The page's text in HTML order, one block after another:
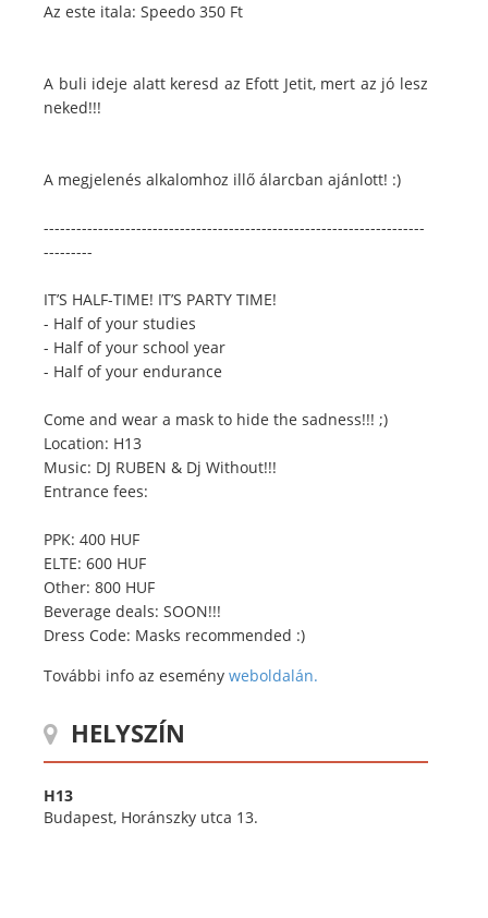
Az este itala: Speedo 350 Ft
A buli ideje alatt keresd az Efott Jetit, mert az jó lesz
neked!!!
A megjelenés alkalomhoz illő álarcban ajánlott! :)
----------------------------------------------------------------------
---------
IT’S HALF-TIME! IT’S PARTY TIME!
- Half of your studies
- Half of your school year
- Half of your endurance
Come and wear a mask to hide the sadness!!! ;)
Location: H13
Music: DJ RUBEN & Dj Without!!!
Entrance fees:
PPK: 400 HUF
ELTE: 600 HUF
Other: 800 HUF
Beverage deals: SOON!!!
Dress Code: Masks recommended :)
További info az esemény weboldalán.
HELYSZÍN
H13
Budapest, Horánszky utca 13.